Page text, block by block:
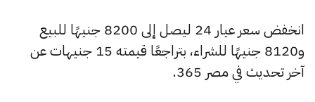
انخفض سعر عيار 24 ليصل إلى 8200 جنيهًا للبيع
و8120 جنيهًا للشراء، بتراجعًا قيمته 15 جنيهات عن
آخر تحديث في مصر 365.